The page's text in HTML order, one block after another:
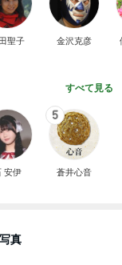
聖子 金沢克彦
すべて見る
安伊
5
蒼井心音
真